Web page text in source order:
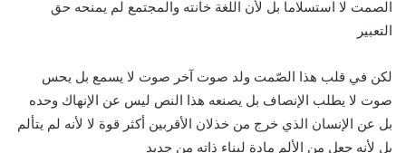
الصمت لا استسلاما بل لأن اللغة خانته والمجتمع لم يمنحه حق
التعبير
لكن في قلب هذا الصّمت ولد صوت آخر صوت لا يسمع بل يحس
صوت لا يطلب الإنصاف بل يصنعه هذا النص ليس عن الإنهاك وحده
بل عن الإنسان الذي خرج من خذلان الأقربين أكثر قوة لا لأنه لم يتألم
بل لأنه جعل من الألم مادة لبناء ذاته من جديد